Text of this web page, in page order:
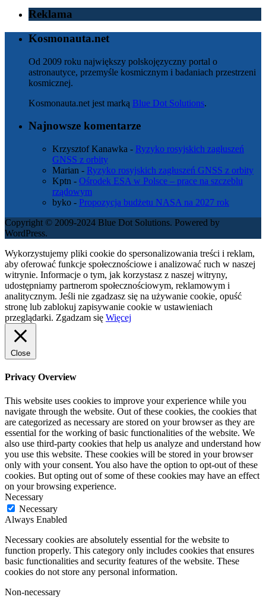
Reklama
Kosmonauta.net
Od 2009 roku największy polskojęzyczny portal o
astronautyce, przemyśle kosmicznym i badaniach przestrzeni
kosmicznej.
Kosmonauta.net jest marką Blue Dot Solutions.
Najnowsze komentarze
Krzysztof Kanawka - Ryzyko rosyjskich zagłuszeń
GNSS z orbity
Marian - Ryzyko rosyjskich zagłuszeń GNSS z orbity
Kptn - Ośrodek ESA w Polsce – prace na szczeblu
rządowym
byko - Propozycja budżetu NASA na 2027 rok
Copyright © 2009-2024 Blue Dot Solutions. Powered by
WordPress.
Wykorzystujemy pliki cookie do spersonalizowania treści i reklam,
aby oferować funkcje społecznościowe i analizować ruch w naszej
witrynie. Informacje o tym, jak korzystasz z naszej witryny,
udostępniamy partnerom społecznościowym, reklamowym i
analitycznym. Jeśli nie zgadzasz się na używanie cookie, opuść
stronę lub zablokuj zapisywanie cookie w ustawieniach
przeglądarki. Zgadzam się Więcej
Close
Privacy Overview
This website uses cookies to improve your experience while you
navigate through the website. Out of these cookies, the cookies that
are categorized as necessary are stored on your browser as they are
essential for the working of basic functionalities of the website. We
also use third-party cookies that help us analyze and understand how
you use this website. These cookies will be stored in your browser
only with your consent. You also have the option to opt-out of these
cookies. But opting out of some of these cookies may have an effect
on your browsing experience.
Necessary
Necessary
Always Enabled
Necessary cookies are absolutely essential for the website to
function properly. This category only includes cookies that ensures
basic functionalities and security features of the website. These
cookies do not store any personal information.
Non-necessary